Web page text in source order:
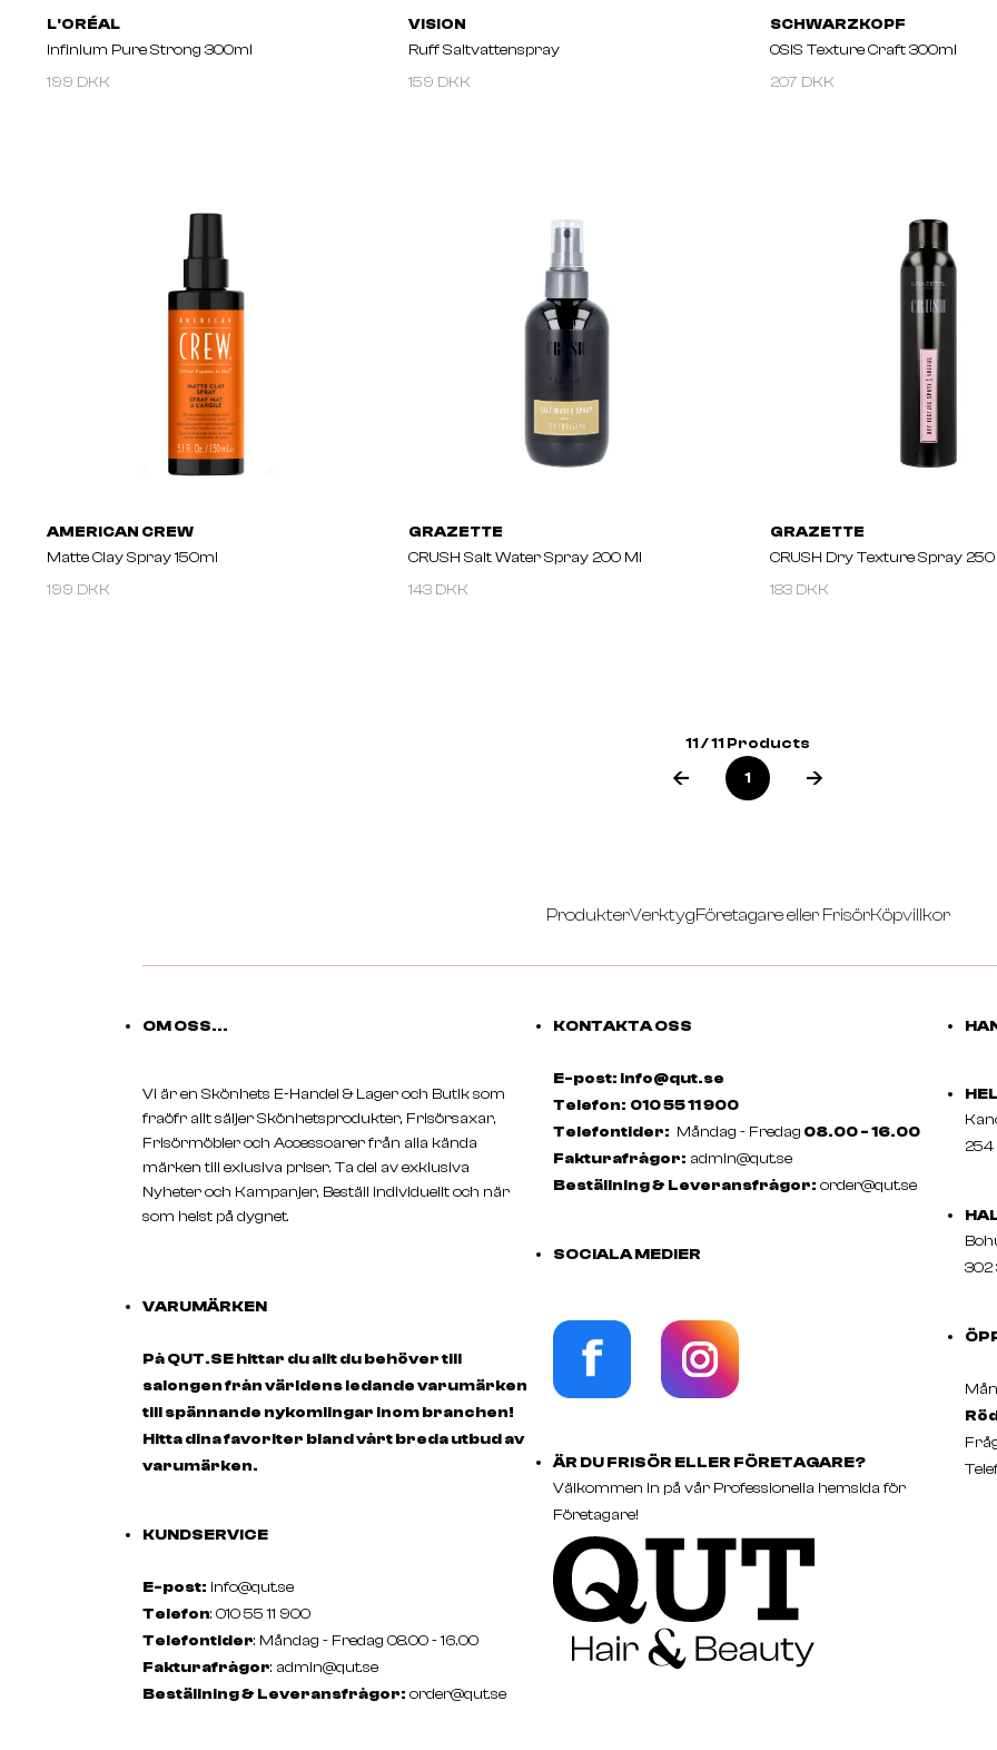
L'ORÉAL
Infinium Pure Strong 300ml
199 DKK
VISION
Ruff Saltvattenspray
159 DKK
SCHWARZKOPF
OSIS Texture Craft 300ml
207 DKK
AMERICAN CREW
Matte Clay Spray 150ml
199 DKK
GRAZETTE
CRUSH Salt Water Spray 200 Ml
143 DKK
GRAZETTE
CRUSH Dry Texture Spray
183 DKK
11 / 11 Products
1
ProdukterVerktygFöretagare eller FrisörKöpvillkor
OM OSS...
Vi är en Skönhets E-Handel & Lager och Butik som
fraöfr allt säljer Skönhetsprodukter, Frisörsaxar,
Frisörmöbler och Accessoarer från alla kända
märken till exlusiva priser. Ta del av exklusiva
Nyheter och Kampanjer, Beställ individuellt och när
som helst på dygnet.
VARUMÄRKEN
På QUT.SE hittar du allt du behöver till
salongen från världens ledande varumärken
till spännande nykomlingar inom branchen!
Hitta dina favoriter bland vårt breda utbud av
varumärken.
KUNDSERVICE
E-post: info@qut.se
Telefon: 010 55 11 900
Telefontider: Måndag - Fredag 08.00 - 16.00
Fakturafrågor: admin@qut.se
Beställning & Leveransfrågor: order@qut.se
KONTAKTA OSS
E-post: info@qut.se
Telefon: 010 55 11 900
Telefontider: Måndag - Fredag 08.00 - 16.00
Fakturafrågor: admin@qut.se
Beställning & Leveransfrågor: order@qut.se
SOCIALA MEDIER
ÄR DU FRISÖR ELLER FÖRETAGARE?
Välkommen in på vår Professionella hemsida för
Företagare!
254
302